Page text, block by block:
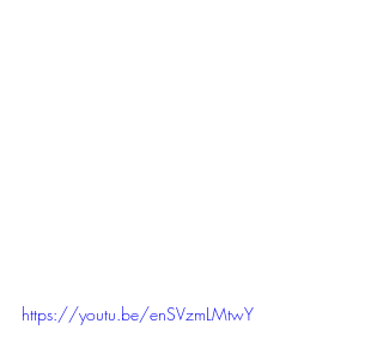
https://youtu.be/enSVzmLMtwY